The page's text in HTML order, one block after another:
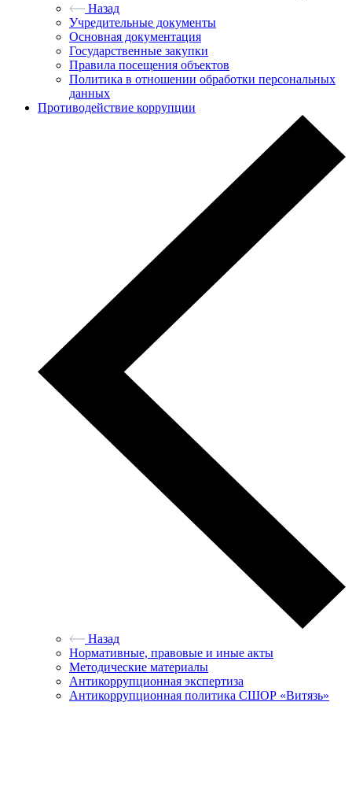
Назад
Учредительные документы
Основная документация
Государственные закупки
Правила посещения объектов
Политика в отношении обработки персональных
данных
Противодействие коррупции
Назад
Нормативные, правовые и иные акты
Методические материалы
Антикоррупционная экспертиза
Антикоррупционная политика СШОР «Витязь»